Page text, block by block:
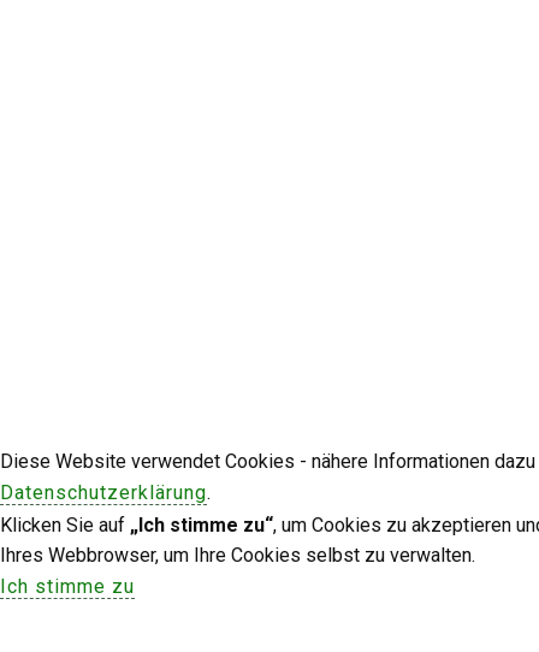
Diese Website verwendet Cookies - nähere Informationen
Datenschutzerklärung.
Klicken Sie auf „Ich stimme zu“, um Cookies zu akzeptieren
Ihres Webbrowser, um Ihre Cookies selbst zu verwalten.
Ich stimme zu